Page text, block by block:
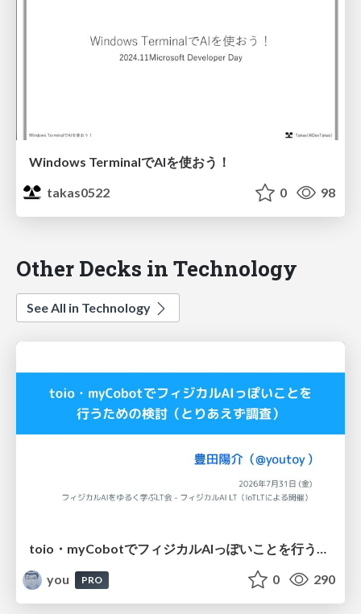
Windows TerminalでAIを使おう！
takas0522
0 98
Other Decks in Technology
See All in Technology
you
PRO 0 290